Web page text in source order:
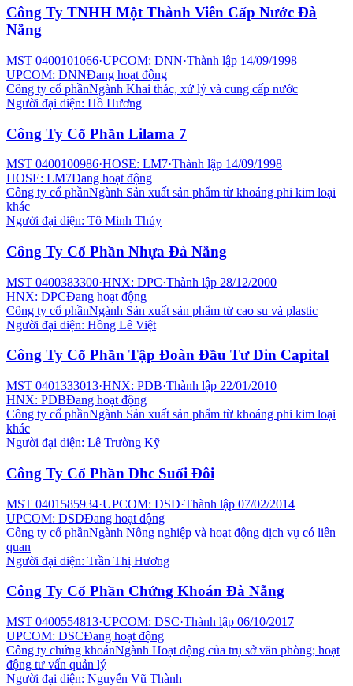
Công Ty TNHH Một Thành Viên Cấp Nước Đà
Nẵng
MST 0400101066·UPCOM: DNN·Thành lập 14/09/1998
UPCOM: DNNĐang hoạt động
Công ty cổ phầnNgành Khai thác, xử lý và cung cấp nước
Người đại diện: Hồ Hương
Công Ty Cổ Phần Lilama 7
MST 0400100986·HOSE: LM7·Thành lập 14/09/1998
HOSE: LM7Đang hoạt động
Công ty cổ phầnNgành Sản xuất sản phẩm từ khoáng phi kim loại
khác
Người đại diện: Tô Minh Thúy
Công Ty Cổ Phần Nhựa Đà Nẵng
MST 0400383300·HNX: DPC·Thành lập 28/12/2000
HNX: DPCĐang hoạt động
Công ty cổ phầnNgành Sản xuất sản phẩm từ cao su và plastic
Người đại diện: Hồng Lê Việt
Công Ty Cổ Phần Tập Đoàn Đầu Tư Din Capital
MST 0401333013·HNX: PDB·Thành lập 22/01/2010
HNX: PDBĐang hoạt động
Công ty cổ phầnNgành Sản xuất sản phẩm từ khoáng phi kim loại
khác
Người đại diện: Lê Trường Kỹ
Công Ty Cổ Phần Dhc Suối Đôi
MST 0401585934·UPCOM: DSD·Thành lập 07/02/2014
UPCOM: DSDĐang hoạt động
Công ty cổ phầnNgành Nông nghiệp và hoạt động dịch vụ có liên
quan
Người đại diện: Trần Thị Hương
Công Ty Cổ Phần Chứng Khoán Đà Nẵng
MST 0400554813·UPCOM: DSC·Thành lập 06/10/2017
UPCOM: DSCĐang hoạt động
Công ty chứng khoánNgành Hoạt động của trụ sở văn phòng; hoạt
động tư vấn quản lý
Người đại diện: Nguyễn Vũ Thành